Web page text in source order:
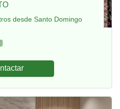
desde Santo Domingo